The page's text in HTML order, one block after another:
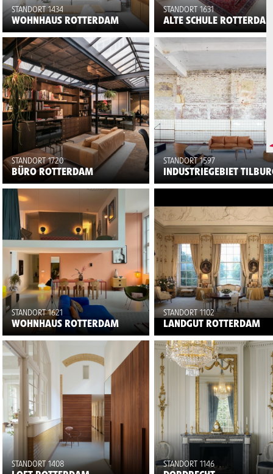
STANDORT 1434
WOHNHAUS ROTTERDAM
STANDORT 1631
ALTE SCHULE
STANDORT 1720
BÜRO ROTTERDAM
STANDORT 1597
INDUSTRIEGEBIET
STANDORT 1621
WOHNHAUS ROTTERDAM
STANDORT 1102
LANDGUT ROTTERDAM
STANDORT 1408 STANDORT 1146